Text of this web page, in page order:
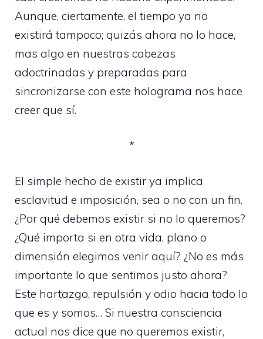
Aunque, ciertamente, el tiempo ya no
existirá tampoco; quizás ahora no lo hace,
mas algo en nuestras cabezas
adoctrinadas y preparadas para
sincronizarse con este holograma nos hace
creer que sí.
*
El simple hecho de existir ya implica
esclavitud e imposición, sea o no con un fin.
¿Por qué debemos existir si no lo queremos?
¿Qué importa si en otra vida, plano o
dimensión elegimos venir aquí? ¿No es más
importante lo que sentimos justo ahora?
Este hartazgo, repulsión y odio hacia todo lo
que es y somos… Si nuestra consciencia
actual nos dice que no queremos existir,